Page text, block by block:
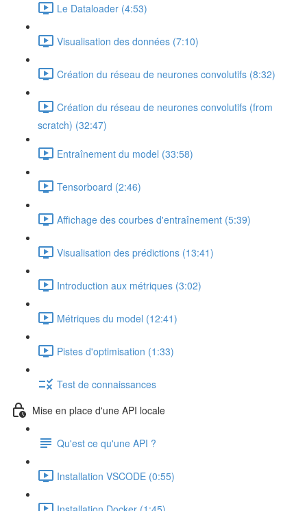
Le Dataloader (4:53)
Visualisation des données (7:10)
Création du réseau de neurones convolutifs (8:32)
Création du réseau de neurones convolutifs (from
scratch) (32:47)
Entraînement du model (33:58)
Tensorboard (2:46)
Affichage des courbes d'entraînement (5:39)
Visualisation des prédictions (13:41)
Introduction aux métriques (3:02)
Métriques du model (12:41)
Pistes d'optimisation (1:33)
Test de connaissances
Mise en place d'une API locale
Qu'est ce qu'une API ?
Installation VSCODE (0:55)